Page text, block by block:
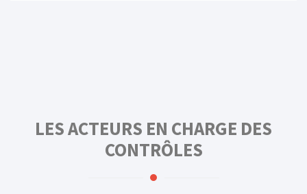
LES ACTEURS EN CHARGE DES
CONTRÔLES